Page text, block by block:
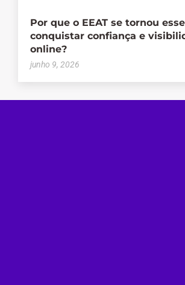
Por que o EEAT se tornou
conquistar confiança e
online?
junho 9, 2026